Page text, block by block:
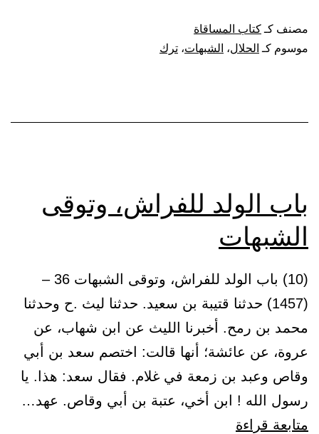
مصنف كـكتاب المساقاة
موسوم كـ الحلال، الشبهات، ترك
باب الولد للفراش، وتوقى
الشبهات
(10) باب الولد للفراش، وتوقى الشبهات 36 –
(1457) حدثنا قتيبة بن سعيد. حدثنا ليث .ح وحدثنا
محمد بن رمح. أخبرنا الليث عن ابن شهاب، عن
عروة، عن عائشة؛ أنها قالت: اختصم سعد بن أبي
وقاص وعبد بن زمعة في غلام. فقال سعد: هذا. يا
رسول الله ! ابن أخي، عتبة بن أبي وقاص. عهد…
متابعة قراءة